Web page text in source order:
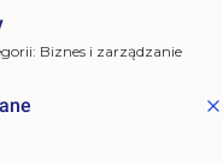
Biznes i zarządzanie